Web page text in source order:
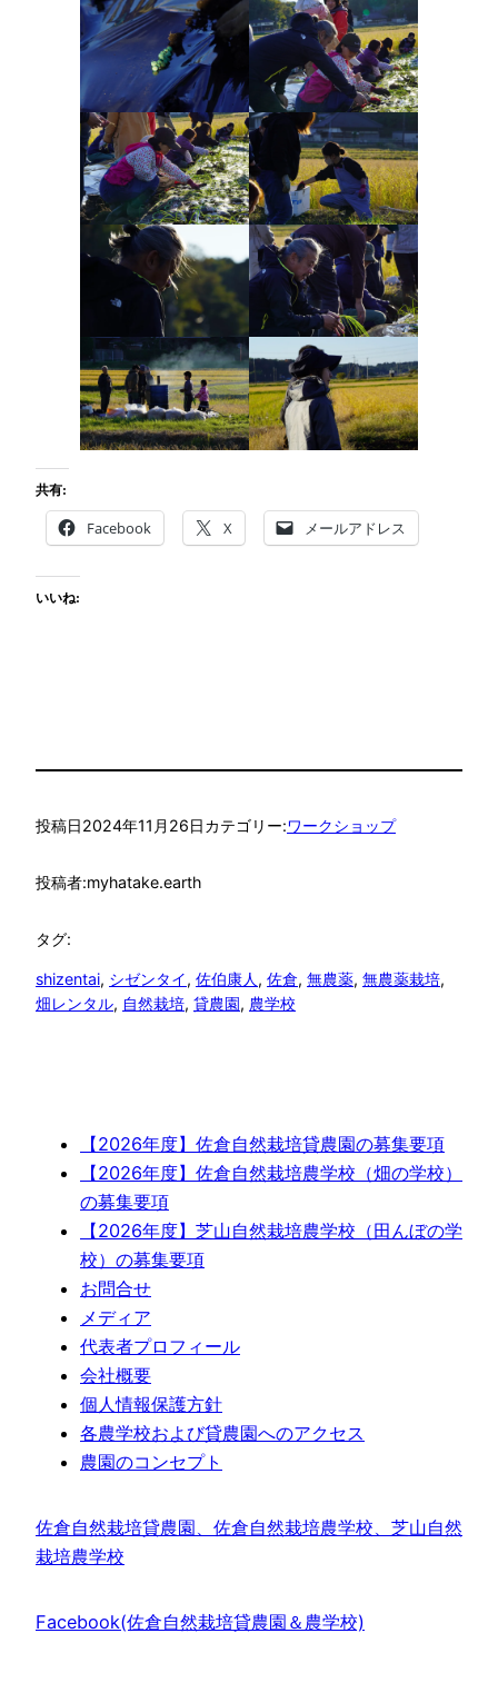
共有:
Facebook X メールアドレス
いいね:
投稿日2024年11月26日カテゴリー:ワークショップ
投稿者:myhatake.earth
タグ:
shizentai, シゼンタイ, 佐伯康人 , 佐倉, 無農薬, 無農薬栽培
畑レンタル, 自然栽培, 貸農園, 農学校
【2026年度】佐倉自然栽培貸農園の募集要項
【2026年度】佐倉自然栽培農学校（畑の学校）
の募集要項
【2026年度】芝山自然栽培農学校（田んぼの学
校）の募集要項
お問合せ
メディア
代表者プロフィール
会社概要
個人情報保護方針
各農学校および貸農園へのアクセス
農園のコンセプト
佐倉自然栽培貸農園、佐倉自然栽培農学校、芝山自然
栽培農学校
Facebook(佐倉自然栽培貸農園＆農学校)